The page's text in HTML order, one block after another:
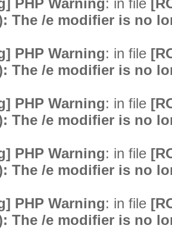
PHP Warning: in file
The /e modifier is no
PHP Warning: in file
The /e modifier is no
PHP Warning: in file
The /e modifier is no
PHP Warning: in file
The /e modifier is no
PHP Warning: in file
The /e modifier is no